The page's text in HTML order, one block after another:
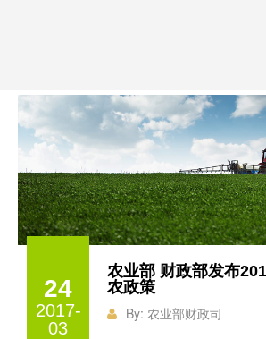
24
2017-
03
农业部 财政部发布
农政策
By: 农业部财政司